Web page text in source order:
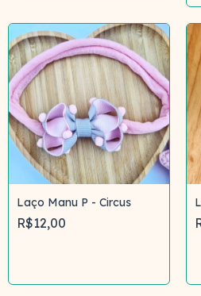
Laço Manu P - Circus
R$12,00